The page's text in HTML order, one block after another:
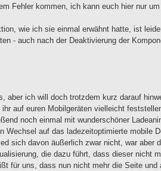
Fehler kommen, ich kann euch hier nur
wie ich sie einmal erwähnt hatte, ist
- auch nach der Deaktivierung der
aber ich will doch trotzdem kurz darauf
auf euren Mobilgeräten vielleicht
noch einmal mit wunderschöner
Wechsel auf das ladezeitoptimierte mobile
sich davon äußerlich zwar nicht, war aber
die dazu führt, dass dieser nicht
für uns, dass nun nicht mehr die Seite